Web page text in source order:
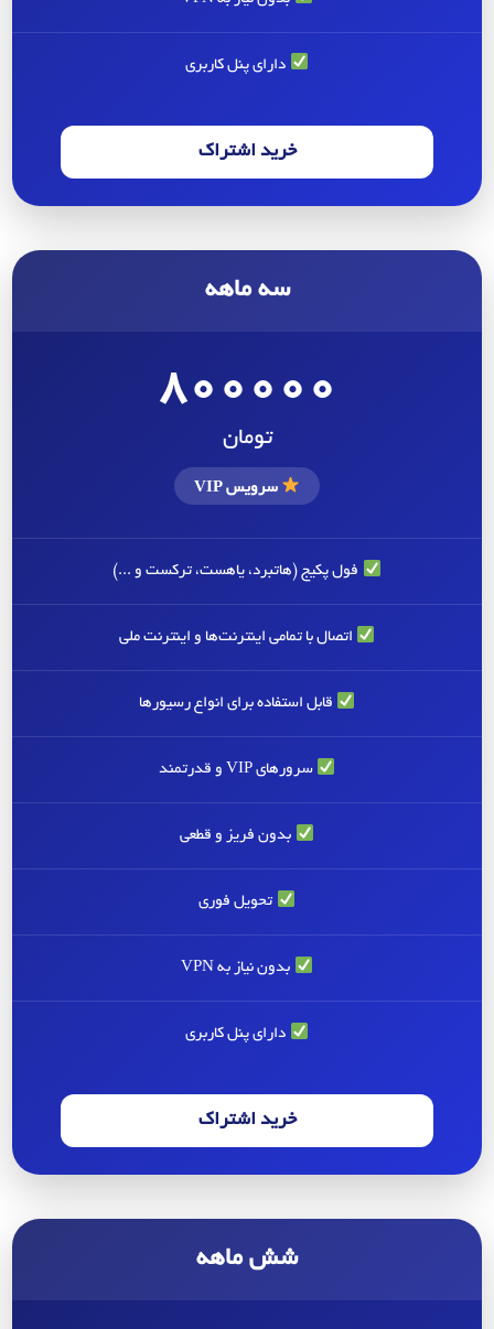
دارای پنل کاربری
خرید اشتراک
سه ماهه
800000
تومان
سرویس VIP
فول پکیج (هاتبرد، یاهست، ترکست و ...)
اتصال با تمامی اینترنت‌ها و اینترنت ملی
قابل استفاده برای انواع رسیورها
سرورهای VIP و قدرتمند
بدون فریز و قطعی
تحویل فوری
بدون نیاز به VPN
دارای پنل کاربری
خرید اشتراک
شش ماهه